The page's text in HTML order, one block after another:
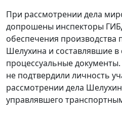
При рассмотрении дела
допрошены инспекторы
обеспечения производства
Шелухина и составлявшие
процессуальные
не подтвердили личность
рассмотрении дела
управлявшего